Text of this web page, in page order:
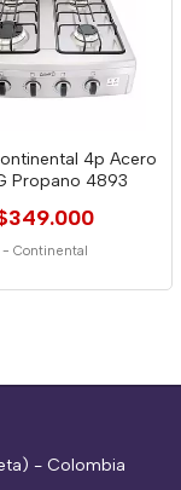
4p Acero
Propano 4893
- Continental
- Colombia